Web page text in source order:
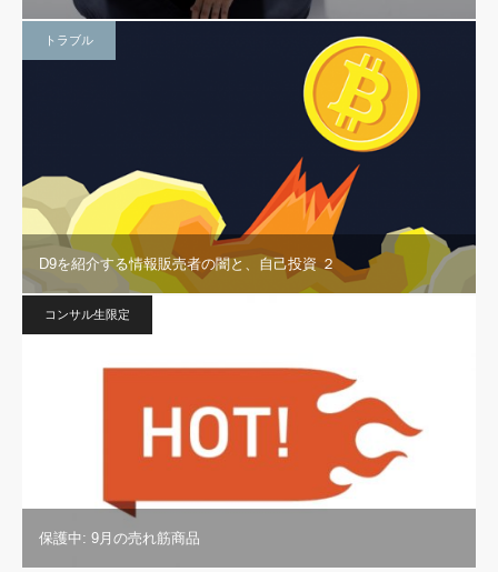
トラブル
D9を紹介する情報販売者の闇と、自己投資 ２
コンサル生限定
保護中: 9月の売れ筋商品